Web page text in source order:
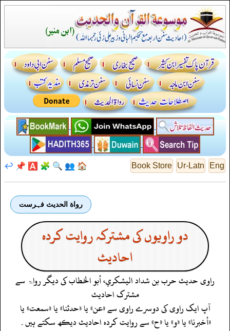
Eng
Ur-Latn
Book Store
🏠
👥
🔍
🧩
🅰️
📌
↩️
رواة الحديث فہرست
دو راویوں کی مشترکہ روایت کردہ
احادیث
راوی حدیثحرب بن شداد اليشكري، أبو الخطابکی دیگر رواۃ سے
مشترک احادیث
آپ ایک راوی کی دوسرے راوی سے «عن» یا «حدثنا» یا «سمعت» یا
«أخبرنا» یا «و» یا «ح» سے روایت کردہ احادیث دیکھ سکتے ہیں۔